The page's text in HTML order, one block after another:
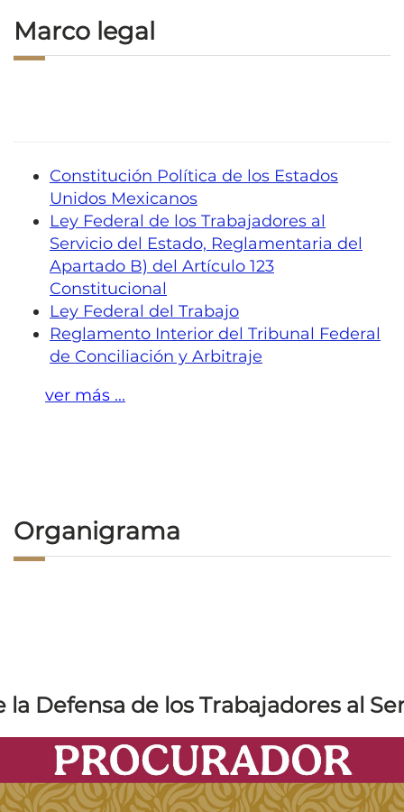
Marco legal
Constitución Política de los Estados
Unidos Mexicanos
Ley Federal de los Trabajadores al
Servicio del Estado, Reglamentaria del
Apartado B) del Artículo 123
Constitucional
Ley Federal del Trabajo
Reglamento Interior del Tribunal Federal
de Conciliación y Arbitraje
ver más ...
Organigrama
Defensa de los Trabajadores al